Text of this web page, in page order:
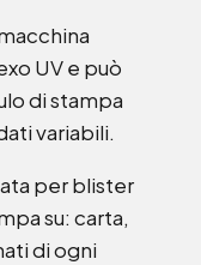
UV e può
di stampa
variabili.
per blister
su: carta,
di ogni